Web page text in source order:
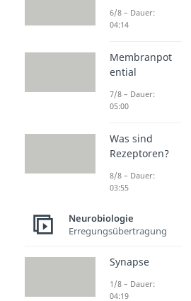
6/8 – Dauer:
04:14
Membranpot
ential
7/8 – Dauer:
05:00
Was sind
Rezeptoren?
8/8 – Dauer:
03:55
Neurobiologie
Erregungsübertragung
Synapse
1/8 – Dauer:
04:19